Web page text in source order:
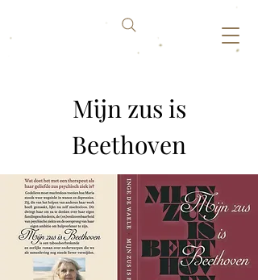
Mijn zus is
Beethoven